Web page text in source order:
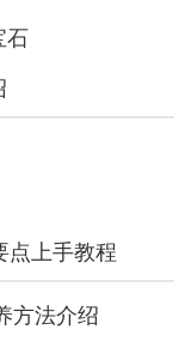
石
点上手教程
方法介绍